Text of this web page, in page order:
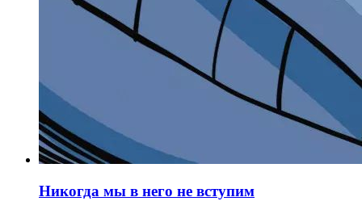
Никогда мы в него не вступим